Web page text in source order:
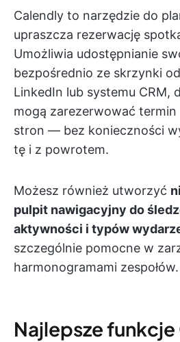
Calendly to narzędzie do
upraszcza rezerwację
Umożliwia udostępnianie
bezpośrednio ze skrzynki
LinkedIn lub systemu CRM,
mogą zarezerwować
stron — bez konieczności
tę i z powrotem.
Możesz również utworzyć
pulpit nawigacyjny do
aktywności i typów
szczególnie pomocne w
harmonogramami zespołów.
Najlepsze